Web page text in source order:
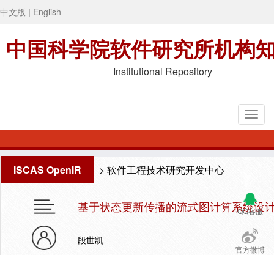
中文版 | English
中国科学院软件研究所机构
Institutional Repository
ISCAS OpenIR > 软件工程技术研究开发中心
QQ客服
官方微博
基于状态更新传播的流式图计算系统设
段世凯